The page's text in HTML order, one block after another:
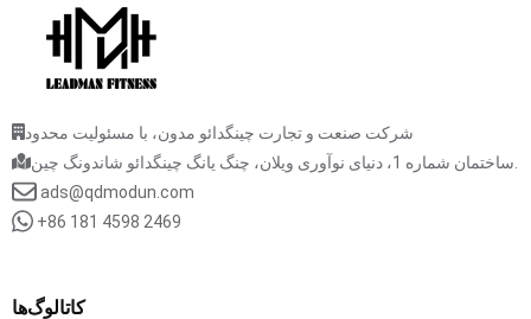
شرکت صنعت و تجارت چینگدائو مدون، با مسئولیت محدود
ads@qdmodun.com
+86 181 4598 2469
کاتالوگ‌ها